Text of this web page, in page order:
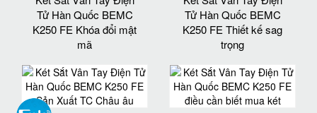
Tử Hàn Quốc BEMC
K250 FE Khóa đổi mật
mã
Tử Hàn Quốc BEMC
K250 FE Thiết kế sag
trọng